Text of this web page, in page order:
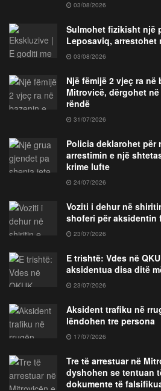
03/08/2026
Sulmohet fizikisht një
Leposaviq,
03/08/2026
Një fëmijë 2 vjeç ra
Mitrovicë, dërgohet
rëndë
31/07/2026
Policia deklarohet për
arrestimin e një
krime lufte
24/07/2026
Voziti i dehur në
shoferi për aksidentin
23/07/2026
E trishtë: Vdes në
aksidentua disa ditë
23/07/2026
Aksident trafiku në
lëndohen tre persona
17/07/2026
Tre të arrestuar në
dyshohen se tentuan
dokumente të